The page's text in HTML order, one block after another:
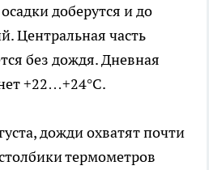
доберутся и до
Центральная часть
без дождя. Дневная
+22…+24°C.
дожди охватят почти
термометров